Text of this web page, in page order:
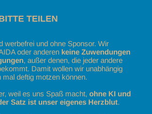
TEILEN
werbefrei und ohne Sponsor. Wir
oder anderen keine Zuwendungen
, außer denen, die jeder andere
Damit wollen wir unabhängig
mal deftig motzen können.
weil es uns Spaß macht, ohne KI und
Satz ist unser eigenes Herzblut.